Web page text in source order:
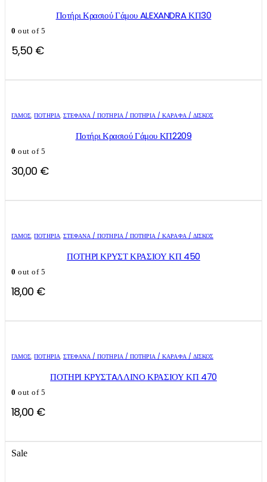
Ποτήρι Κρασιού Γάμου ALEXANDRA ΚΠ30
0 out of 5
5,50 €
ΓΑΜΟΣ,ΠΟΤΉΡΙΑ, ΣΤΈΦΑΝΑ / ΠΟΤΉΡΙΑ / ΠΟΤΉΡΙΑ / ΚΑΡΆΦΑ / ΔΊΣΚΟΣ
Ποτήρι Κρασιού Γάμου ΚΠ2209
0 out of 5
30,00 €
ΓΑΜΟΣ,ΠΟΤΉΡΙΑ, ΣΤΈΦΑΝΑ / ΠΟΤΉΡΙΑ / ΠΟΤΉΡΙΑ / ΚΑΡΆΦΑ / ΔΊΣΚΟΣ
ΠΟΤΗΡΙ ΚΡΥΣΤ ΚΡΑΣΙΟΥ ΚΠ 450
0 out of 5
18,00 €
ΓΑΜΟΣ,ΠΟΤΉΡΙΑ, ΣΤΈΦΑΝΑ / ΠΟΤΉΡΙΑ / ΠΟΤΉΡΙΑ / ΚΑΡΆΦΑ / ΔΊΣΚΟΣ
ΠΟΤΗΡΙ ΚΡΥΣΤAΛΛΙΝΟ ΚΡΑΣΙΟΥ ΚΠ 470
0 out of 5
18,00 €
Sale